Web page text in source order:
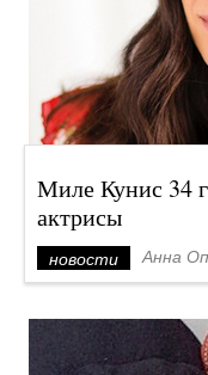
Миле Кунис 34
актрисы
новости Анна